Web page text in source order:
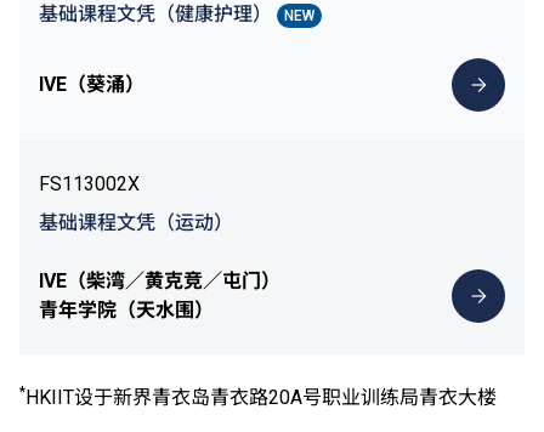
基础课程文凭（健康护理）
NEW
IVE（葵涌）
FS113002X
基础课程文凭（运动）
IVE（柴湾／黄克竞／屯门）
青年学院（天水围）
*HKIIT设于新界青衣岛青衣路20A号职业训练局青衣大楼